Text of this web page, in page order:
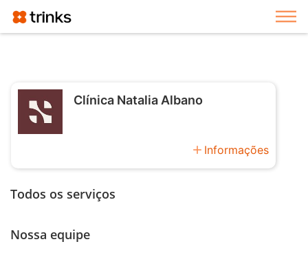
Clínica Natalia Albano
add Informações
Todos os serviços
Nossa equipe